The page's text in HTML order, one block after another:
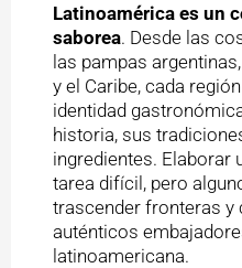
Latinoamérica es un
saborea. Desde las
las pampas
y el Caribe, cada
identidad
historia, sus
ingredientes. Elaborar
tarea difícil, pero
trascender fronteras y
auténticos
latinoamericana.